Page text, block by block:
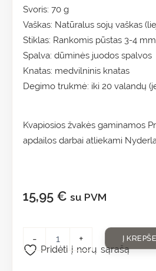
Svoris: 70 g
Vaškas: Natūralus sojų vaškas
Stiklas: Rankomis pūstas 3-4
Spalva: dūminės juodos spalvos
Knatas: medvilninis knatas
Degimo trukmė: iki 20 valandų
Kvapiosios žvakės gaminamos
apdailos darbai atliekami
15,95 € su PVM
- + Į
Pridėti į norų sąrašą